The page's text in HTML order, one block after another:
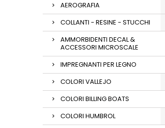
AEROGRAFIA
COLLANTI - RESINE - STUCCHI
AMMORBIDENTI DECAL &
ACCESSORI MICROSCALE
IMPREGNANTI PER LEGNO
COLORI VALLEJO
COLORI BILLING BOATS
COLORI HUMBROL